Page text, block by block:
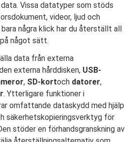
Vissa datatyper som stöds
videor, ljud och
några klick har du återställt all
något sätt.
data från externa
externa hårddisken, USB-
, SD-kortoch datorer,
. Ytterligare funktioner i
omfattande dataskydd med hjälp
säkerhetskopieringsverktyg för
stöder en förhandsgranskning av